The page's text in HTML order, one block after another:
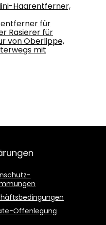
Haarentferner,
für
Rasierer für
von Oberlippe,
mit
Offenlegung